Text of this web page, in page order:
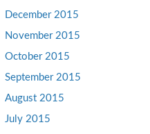
December 2015
November 2015
October 2015
September 2015
August 2015
July 2015